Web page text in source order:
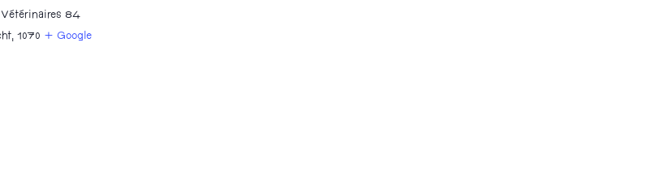
Vétérinaires 84
, 1070 + Google